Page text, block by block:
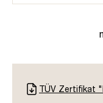
TÜV Zertifikat